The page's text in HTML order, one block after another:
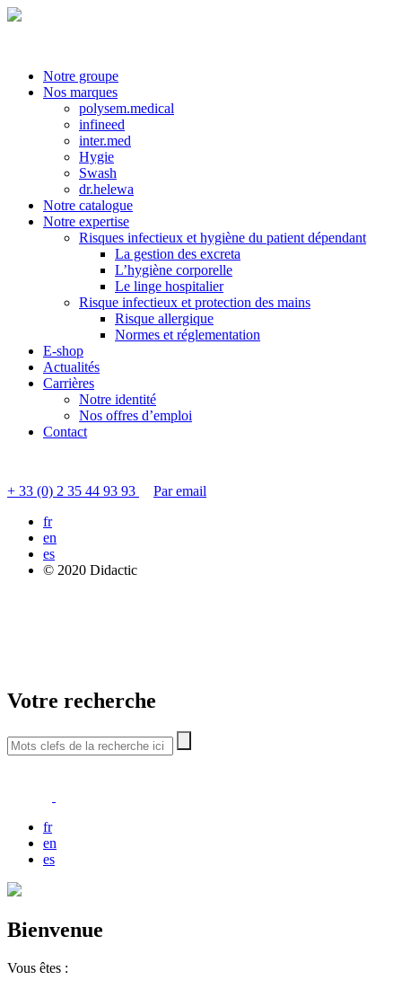
Notre groupe
Nos marques
polysem.medical
infineed
inter.med
Hygie
Swash
dr.helewa
Notre catalogue
Notre expertise
Risques infectieux et hygiène du patient dépendant
La gestion des excreta
L’hygiène corporelle
Le linge hospitalier
Risque infectieux et protection des mains
Risque allergique
Normes et réglementation
E-shop
Actualités
Carrières
Notre identité
Nos offres d’emploi
Contact
+ 33 (0) 2 35 44 93 93
Par email
fr
en
es
© 2020 Didactic
Votre recherche
fr
en
es
Bienvenue
Vous êtes :